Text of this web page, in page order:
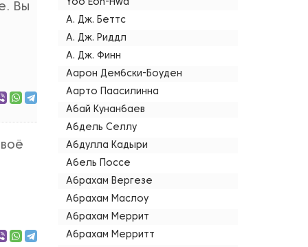
Вы
Yoo Eon-Hwa
А. Дж. Беттс
А. Дж. Риддл
А. Дж. Финн
Аарон Дембски-Боуден
Аарто Паасилинна
Абай Кунанбаев
Абдель Селлу
Абдулла Кадыри
Абель Поссе
Абрахам Вергезе
Абрахам Маслоу
Абрахам Меррит
Абрахам Мерритт